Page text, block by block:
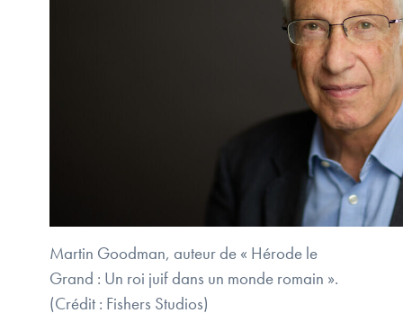
Martin Goodman, auteur de « Hérode le
Grand : Un roi juif dans un monde romain ».
(Crédit : Fishers Studios)